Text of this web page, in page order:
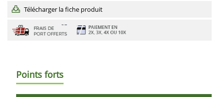
Télécharger la fiche produit
Points forts